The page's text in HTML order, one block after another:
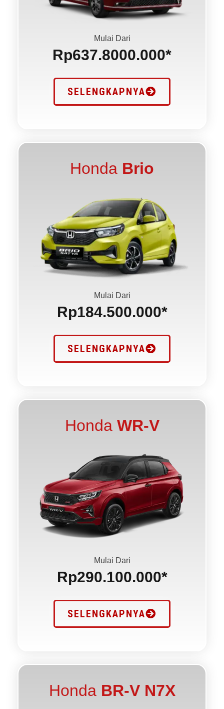
Mulai Dari
Rp637.8000.000*
SELENGKAPNYA
Honda Brio
Mulai Dari
Rp184.500.000*
SELENGKAPNYA
Honda WR-V
Mulai Dari
Rp290.100.000*
SELENGKAPNYA
Honda BR-V N7X